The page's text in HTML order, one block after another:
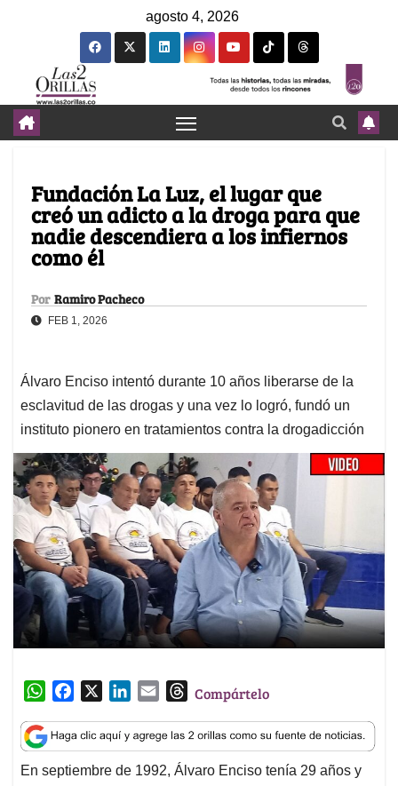
agosto 4, 2026
Fundación La Luz, el lugar que
creó un adicto a la droga para que
nadie descendiera a los infiernos
como él
Por Ramiro Pacheco
FEB 1, 2026
Álvaro Enciso intentó durante 10 años liberarse de la
esclavitud de las drogas y una vez lo logró, fundó un
instituto pionero en tratamientos contra la drogadicción
W
a
t
s
c
e
b
n
k
e
a
i
l
T
r
e
a
Compártelo
En septiembre de 1992, Álvaro Enciso tenía 29 años y